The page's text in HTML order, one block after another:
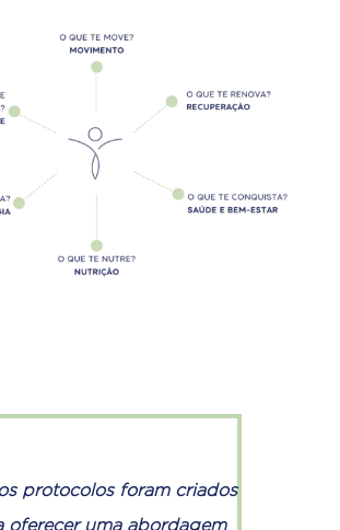
protocolos foram criados
oferecer uma abordagem